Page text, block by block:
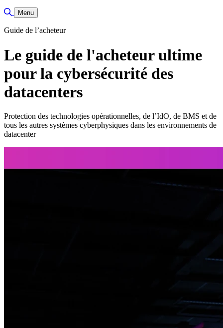
Basculer la recherche
Menu
Guide de l’acheteur
Le guide de l'acheteur ultime
pour la cybersécurité des
datacenters
Protection des technologies opérationnelles, de l’IdO, de BMS et de
tous les autres systèmes cyberphysiques dans les environnements de
datacenter